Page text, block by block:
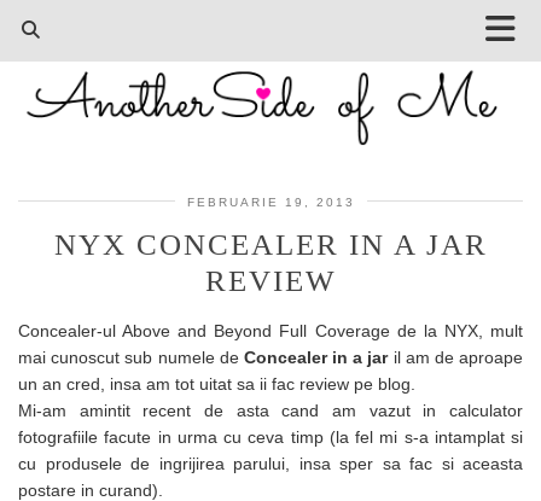
FEBRUARIE 19, 2013
NYX CONCEALER IN A JAR
REVIEW
Concealer-ul Above and Beyond Full Coverage de la NYX, mult
mai cunoscut sub numele de Concealer in a jaril am de aproape
un an cred, insa am tot uitat sa ii fac review pe blog.
Mi-am amintit recent de asta cand am vazut in calculator
fotografiile facute in urma cu ceva timp (la fel mi s-a intamplat si
cu produsele de ingrijirea parului, insa sper sa fac si aceasta
postare in curand).